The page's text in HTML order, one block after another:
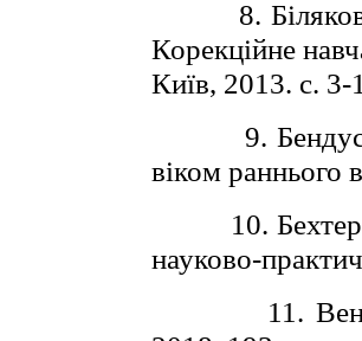
8.
Корекційне
Київ, 2013. с. 3-
9.
віком
10.
науково-
11.